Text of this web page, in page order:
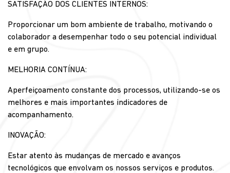
SATISFAÇÃO DOS CLIENTES INTERNOS:
Proporcionar um bom ambiente de trabalho, motivando o
colaborador a desempenhar todo o seu potencial individual
e em grupo.
MELHORIA CONTÍNUA:
Aperfeiçoamento constante dos processos, utilizando-se os
melhores e mais importantes indicadores de
acompanhamento.
INOVAÇÃO:
Estar atento às mudanças de mercado e avanços
tecnológicos que envolvam os nossos serviços e produtos.